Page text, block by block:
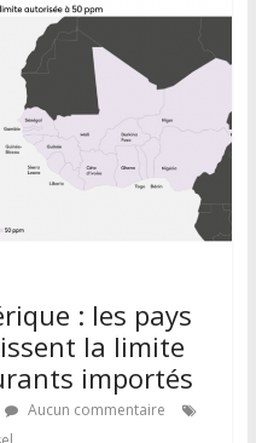
: les pays
la limite
importés
Aucun commentaire